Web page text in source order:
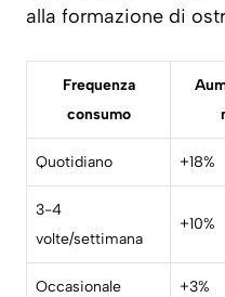
alla formazione di
Frequenza
consumo
Quotidiano +18%
3-4
volte/settimana
+10%
Occasionale +3%